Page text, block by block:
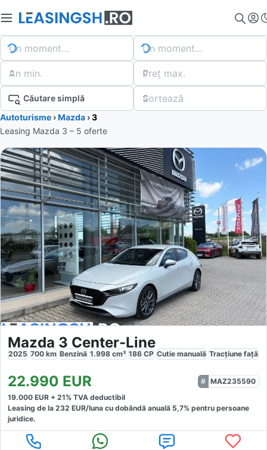
Un moment… Un moment…
An min. Preț max.
Căutare simplă Sortează
Autoturisme ›Mazda ›3
Leasing Mazda 3 – 5 oferte
Mazda 3 Center-Line
2025 700 km Benzină 1.998 cm³ 186 CP Cutie manuală Tracțiune față
22.990 EUR
MAZ235590
19.000 EUR + 21% TVA deductibil
Leasing de la 232 EUR/luna cu dobăndă anuală 5,7% pentru persoane
juridice.